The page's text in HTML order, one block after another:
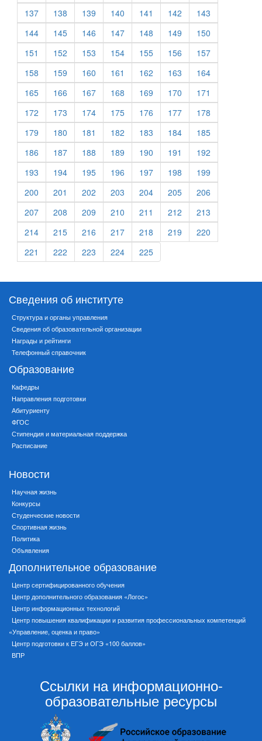
137
138 139 140 141 142
143
144
145 146 147 148 149
150
151
152 153 154 155 156
157
158
159 160 161 162 163
164
165
166 167 168 169 170
171
172
173 174 175 176 177
178
179
180 181 182 183 184
185
186
187 188 189 190 191
192
193
194 195 196 197 198
199
200
201 202 203 204 205
206
207
208 209 210 211 212
213
214
215 216 217 218 219
220
221
222 223 224 225
Сведения об институте
Структура и органы управления
Сведения об образовательной организации
Награды и рейтинги
Телефонный справочник
Образование
Кафедры
Направления подготовки
Абитуриенту
ФГОС
Стипендия и материальная поддержка
Расписание
Новости
Научная жизнь
Конкурсы
Студенческие новости
Спортивная жизнь
Политика
Объявления
Дополнительное образование
Центр сертифицированного обучения
Центр дополнительного образования «Логос»
Центр информационных технологий
Центр повышения квалификации и развития профессиональных компетенций
«Управление, оценка и право»
Центр подготовки к ЕГЭ и ОГЭ «100 баллов»
ВПР
Ссылки на информационно-
образовательные ресурсы